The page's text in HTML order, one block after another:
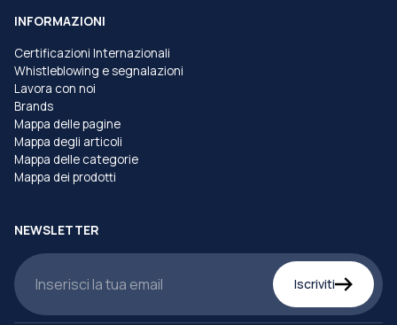
INFORMAZIONI
Certificazioni Internazionali
Whistleblowing e segnalazioni
Lavora con noi
Brands
Mappa delle pagine
Mappa degli articoli
Mappa delle categorie
Mappa dei prodotti
NEWSLETTER
Iscriviti